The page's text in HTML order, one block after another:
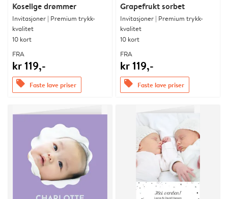
Koselige drømmer
Invitasjoner | Premium trykk-
kvalitet
10 kort
FRA
kr 119,-
offers Faste lave priser
Grapefrukt sorbet
Invitasjoner | Premium trykk-
kvalitet
10 kort
FRA
kr 119,-
offers Faste lave priser